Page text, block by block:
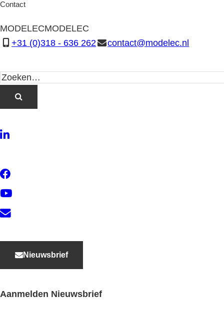
Contact
MODELECMODELEC
+31 (0)318 - 636 262
contact@modelec.nl
LinkedIn
YouTube
Contact
Nieuwsbrief
Aanmelden Nieuwsbrief